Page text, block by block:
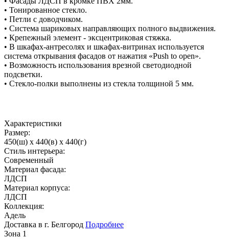
• Тонированное стекло.
• Петли с доводчиком.
• Система шариковых направляющих полного выдвижения.
• Крепежный элемент - эксцентриковая стяжка.
• В шкафах-антресолях и шкафах-витринах используется
система открывания фасадов от нажатия «Push to open».
• Возможность использования врезной светодиодной
подсветки.
• Стекло-полки выполнены из стекла толщиной 5 мм.
Характеристики
Размер:
450(ш) x 440(в) x 440(г)
Стиль интерьера:
Современный
Материал фасада:
ЛДСП
Материал корпуса:
ЛДСП
Коллекция:
Адель
Доставка в г. Белгород Подробнее
Зона 1